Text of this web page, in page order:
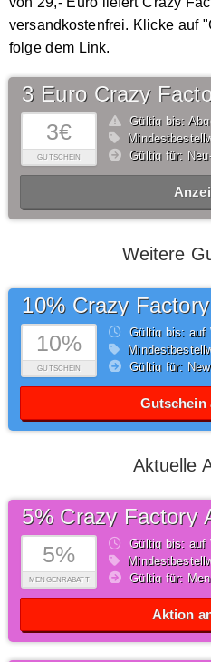
versandkostenfrei. Klicke auf
folge dem Link.
3€
GUTSCHEIN
3 Euro Crazy
Gültig bis:
Gültig für:
Weitere
10%
GUTSCHEIN
10% Crazy
Gültig bis: auf
Gültig für:
Gutschein
Aktuelle
5%
MENGENRABATT
5% Crazy Factory
Gültig bis: auf
Gültig für:
Aktion